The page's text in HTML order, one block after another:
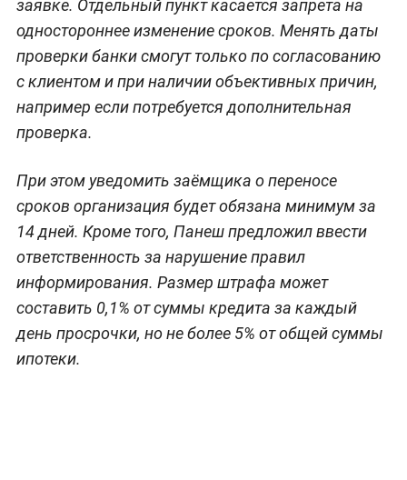
заявке. Отдельный пункт касается запрета на
одностороннее изменение сроков. Менять даты
проверки банки смогут только по согласованию
с клиентом и при наличии объективных причин,
например если потребуется дополнительная
проверка.
При этом уведомить заёмщика о переносе
сроков организация будет обязана минимум за
14 дней. Кроме того, Панеш предложил ввести
ответственность за нарушение правил
информирования. Размер штрафа может
составить 0,1% от суммы кредита за каждый
день просрочки, но не более 5% от общей суммы
ипотеки.